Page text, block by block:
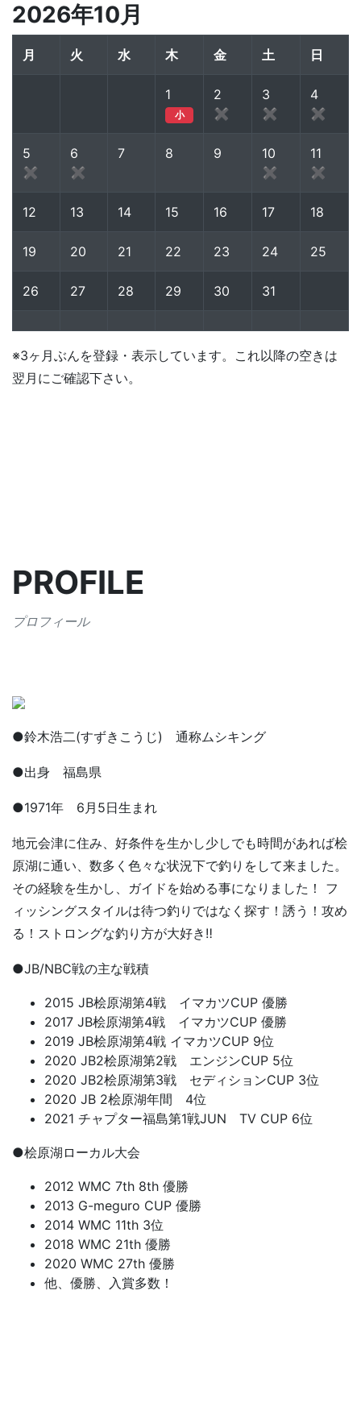
2026年10月
月 火 水 木 金 土 日
1
小
2
✖
3
✖
4
✖
5
✖
6
✖
7 8 9
10
✖
11
✖
12 13 14 15 16 17 18
19 20 21 22 23 24 25
26 27 28 29 30 31
※3ヶ月ぶんを登録・表示しています。これ以降の空きは
翌月にご確認下さい。
PROFILE
プロフィール
●鈴木浩二(すずきこうじ) 通称ムシキング
●出身 福島県
●1971年 6月5日生まれ
地元会津に住み、好条件を生かし少しでも時間があれば桧
原湖に通い、数多く色々な状況下で釣りをして来ました。
その経験を生かし、ガイドを始める事になりました！ フ
ィッシングスタイルは待つ釣りではなく探す！誘う！攻め
る！ストロングな釣り方が大好き‼︎
●JB/NBC戦の主な戦積
2015 JB桧原湖第4戦 イマカツCUP 優勝
2017 JB桧原湖第4戦 イマカツCUP 優勝
2019 JB桧原湖第4戦 イマカツCUP 9位
2020 JB2桧原湖第2戦 エンジンCUP 5位
2020 JB2桧原湖第3戦 セディションCUP 3位
2020 JB 2桧原湖年間 4位
2021 チャプター福島第1戦JUN TV CUP 6位
●桧原湖ローカル大会
2012 WMC 7th 8th 優勝
2013 G-meguro CUP 優勝
2014 WMC 11th 3位
2018 WMC 21th 優勝
2020 WMC 27th 優勝
他、優勝、入賞多数！